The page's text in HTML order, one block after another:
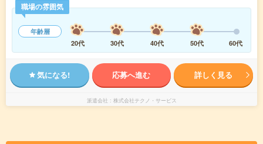
職場の雰囲気
年齢層
20代
30代 40代 50代 60代
気になる! 応募へ進む 詳しく見る
派遣会社 株式会社テクノ・サービス